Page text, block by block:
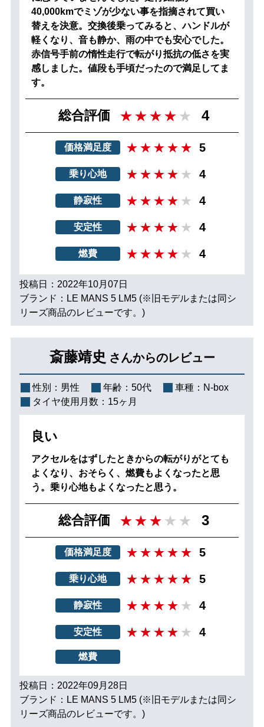
40,000kmでミゾが少ない事を指摘されて買い
替えを決意。交換後乗ってみると、ハンドルが
軽くなり、音も静か、雨の中でも安心でした。
赤信号手前の惰性走行で転がり抵抗の低さを実
感しました。値段も手頃だったので満足してま
す。
総合評価 4
価格満足度 5
乗り心地 4
静寂性 4
安定性 4
燃費 4
投稿日：2022年10月07日
ブランド：LE MANS 5 LM5 (※旧モデルまたは同シ
リーズ商品のレビューです。)
斎藤靖史 さんからのレビュー
性別： 男性 年齢： 50代 車種： N-box
タイヤ使用月数： 15ヶ月
良い
アクセルをはずしたときからの転がりがとても
よくなり、おそらく、燃費もよくなったと思
う。乗り心地もよくなったと思う。
総合評価 3
価格満足度 5
乗り心地 5
静寂性 4
安定性 4
燃費
投稿日：2022年09月28日
ブランド：LE MANS 5 LM5 (※旧モデルまたは同シ
リーズ商品のレビューです。)